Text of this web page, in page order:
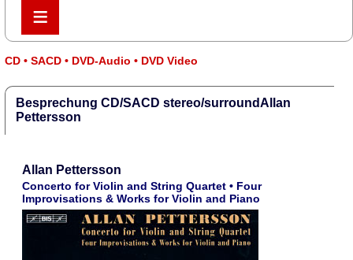
≡
≡
CD • SACD • DVD-Audio • DVD Video
Besprechung CD/SACD stereo/surroundAllan
Pettersson
Allan Pettersson
Concerto for Violin and String Quartet • Four
Improvisations & Works for Violin and Piano